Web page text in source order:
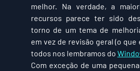
melhor. Na verdade, a
recursos parece ter sido
torno de um tema de
em vez de revisão geral (o que
todos nos lembramos do
Com exceção de uma